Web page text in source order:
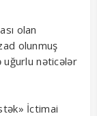
olan
olunmuş
uğurlu nəticələr
İctimai